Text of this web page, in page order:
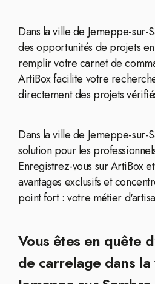
Dans la ville de Jemeppe-sur-
des opportunités de projets
remplir votre carnet de
ArtiBox facilite votre
directement des projets
Dans la ville de Jemeppe-sur-
solution pour les
Enregistrez-vous sur ArtiBox
avantages exclusifs et
point fort : votre métier
Vous êtes en quête
de carrelage dans